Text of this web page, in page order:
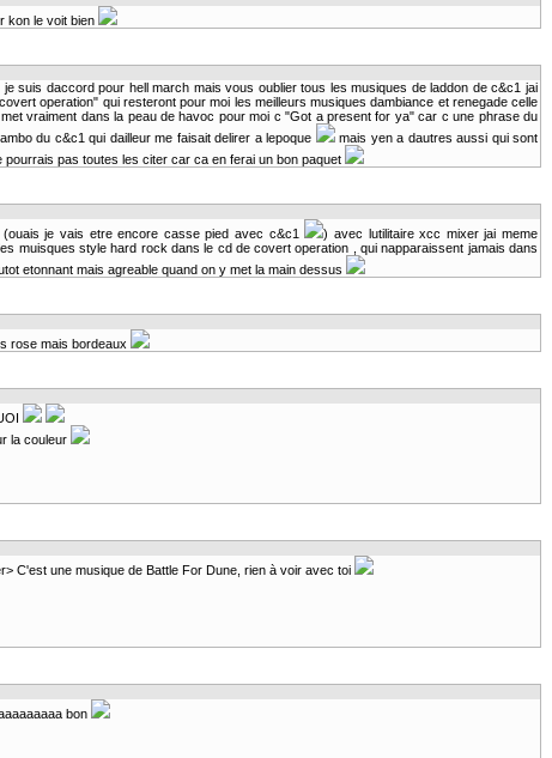
kon le voit bien
suis daccord pour hell march mais vous oublier tous les musiques de laddon de c&c1 jai
operation" qui resteront pour moi les meilleurs musiques dambiance et renegade celle
vraiment dans la peau de havoc pour moi c "Got a present for ya" car c une phrase du
du c&c1 qui dailleur me faisait delirer a lepoque
mais yen a dautres aussi qui sont
pourrais pas toutes les citer car ca en ferai un bon paquet
(ouais je vais etre encore casse pied avec c&c1
) avec lutilitaire xcc mixer jai meme
muisques style hard rock dans le cd de covert operation , qui napparaissent jamais dans
etonnant mais agreable quand on y met la main dessus
rose mais bordeaux
la couleur
C'est une musique de Battle For Dune, rien à voir avec toi
bon